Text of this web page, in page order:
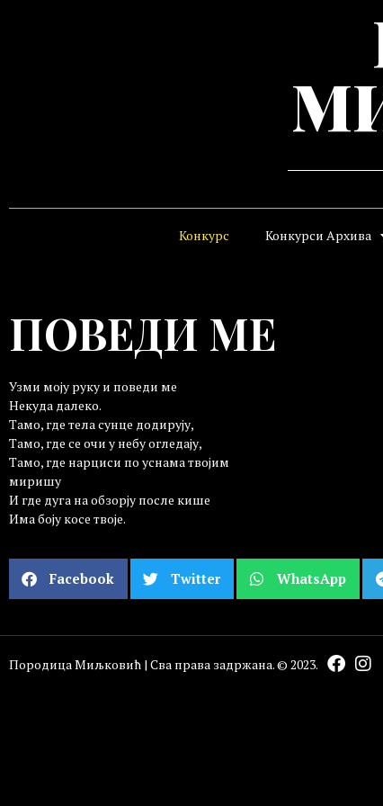
Конкурс Конкурси Архива
ПОВЕДИ МЕ
Узми моју руку и поведи ме
Некуда далеко.
Тамо, где тела сунце додирују,
Тамо, где се очи у небу огледају,
Тамо, где нарциси по уснама твојим
миришу
И где дуга на обзорју после кише
Има боју косе твоје.
Facebook Twitter WhatsApp
Породица Миљковић | Сва права задржана. © 2023.